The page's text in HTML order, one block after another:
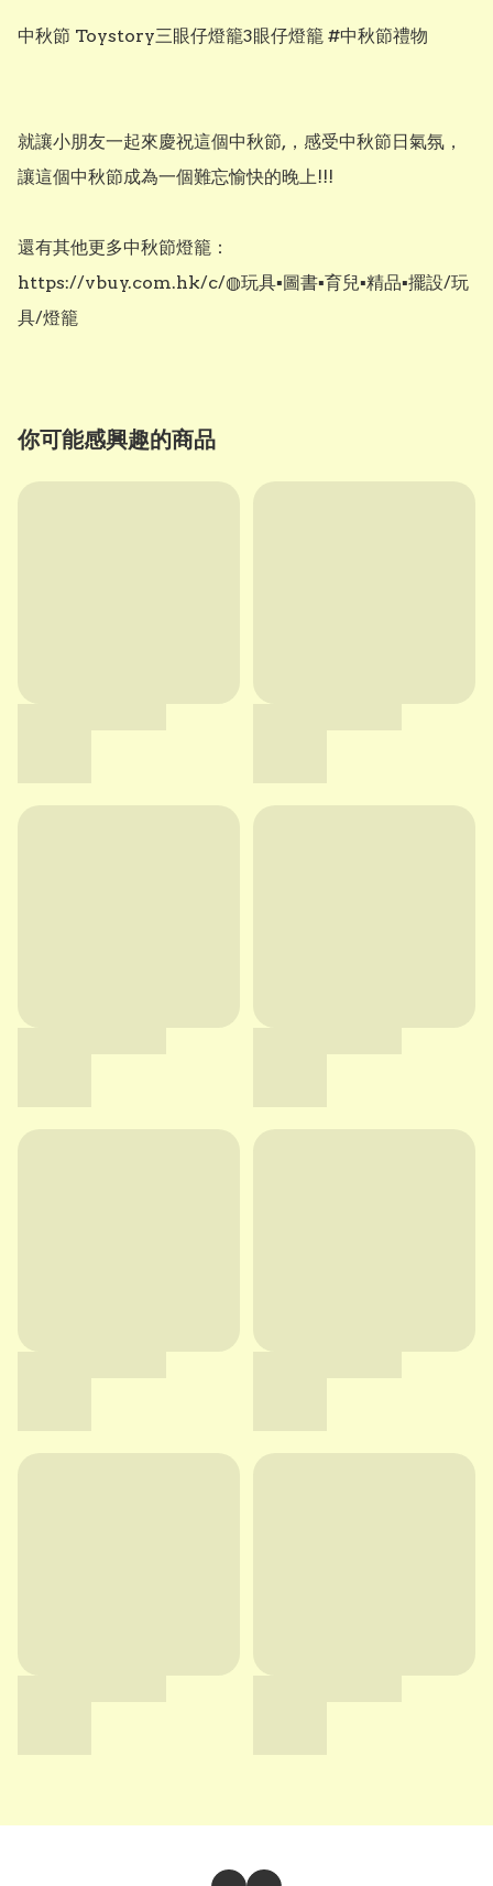
中秋節 Toystory三眼仔燈籠3眼仔燈籠 #中秋節禮物
就讓小朋友一起來慶祝這個中秋節,，感受中秋節日氣氛，
讓這個中秋節成為一個難忘愉快的晚上!!!
還有其他更多中秋節燈籠：
https://vbuy.com.hk/c/◍玩具▪︎圖書▪︎育兒▪︎精品▪︎擺設/玩
具/燈籠
你可能感興趣的商品